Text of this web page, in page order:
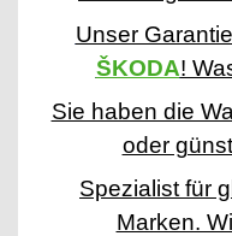
Unser
ŠKODA!
Sie haben die
oder
Spezialist für
Marken.